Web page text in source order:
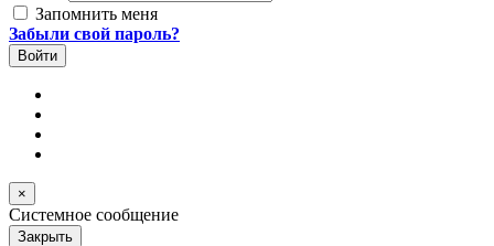
Запомнить меня
Забыли свой пароль?
×
Системное сообщение
Закрыть